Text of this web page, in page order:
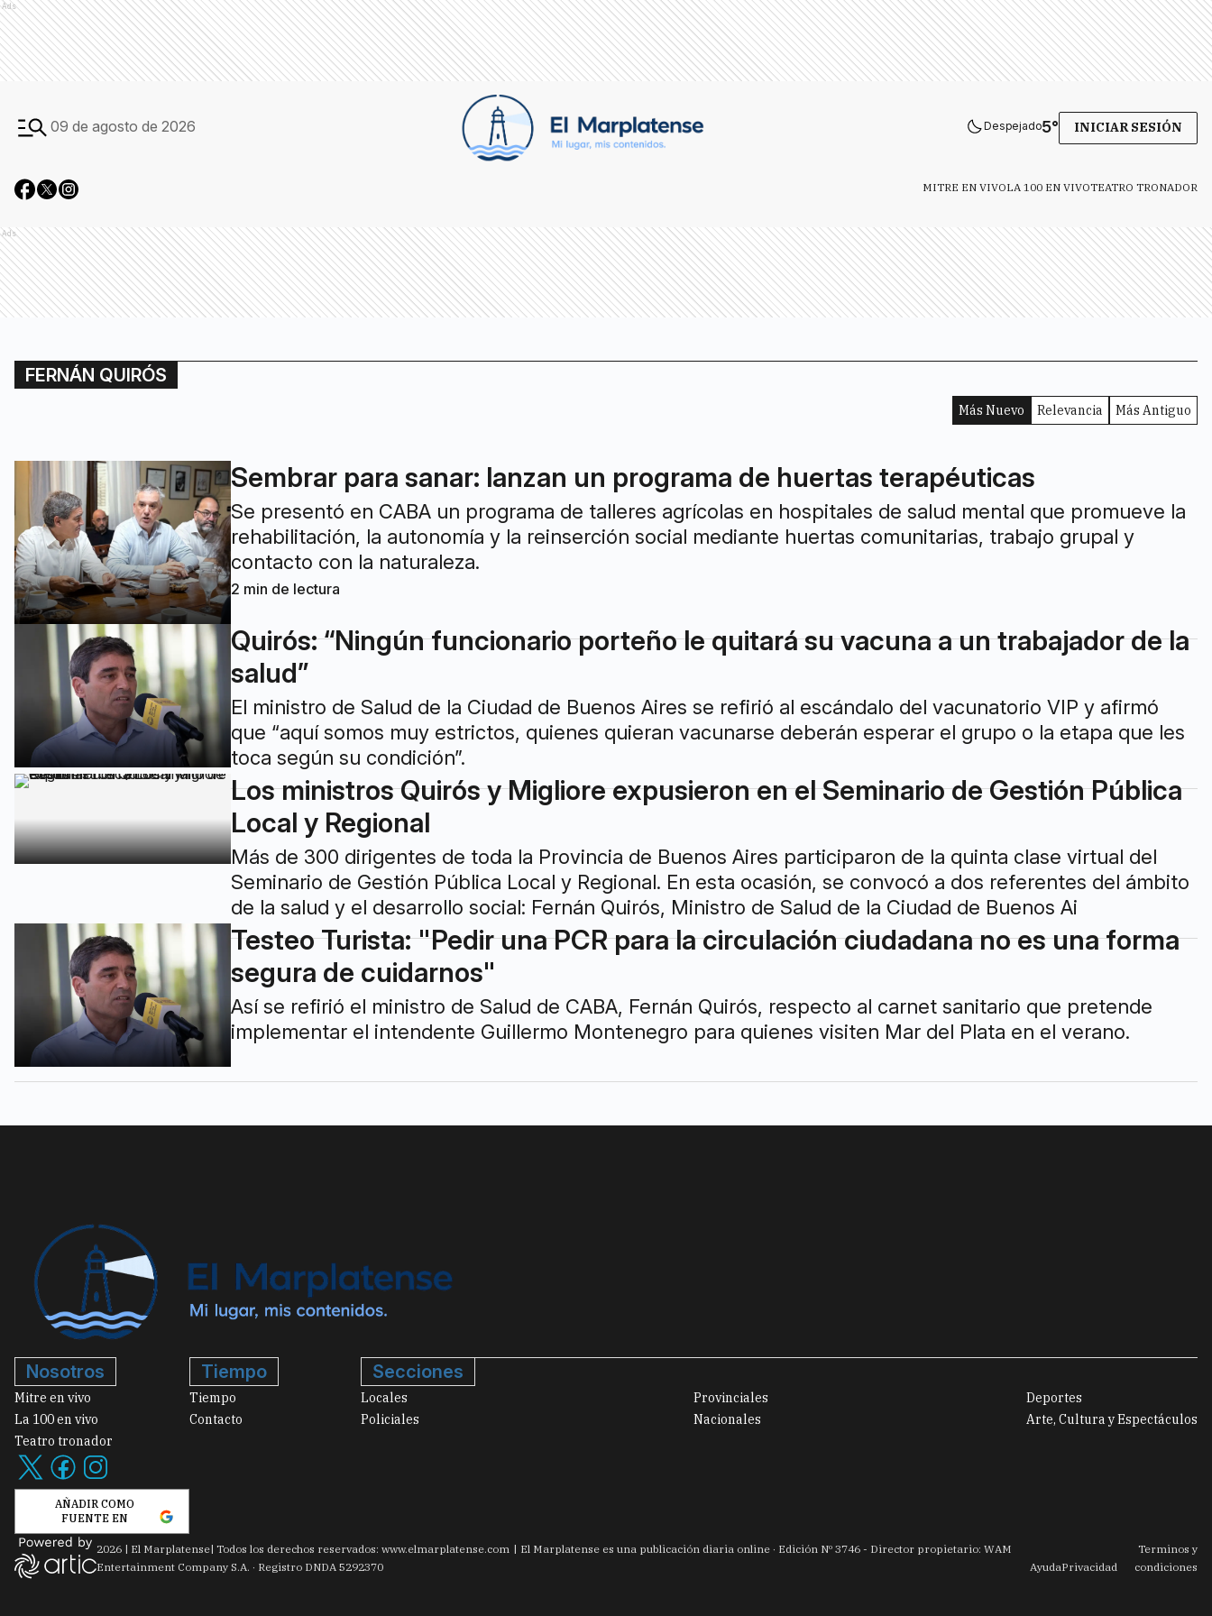
Ads
09 de agosto de 2026 Despejado5° INICIAR SESIÓN
MITRE EN VIVOLA 100 EN VIVOTEATRO TRONADOR
Ads
FERNÁN QUIRÓS
Más Nuevo Relevancia Más Antiguo
Sembrar para sanar: lanzan un programa de huertas terapéuticas
Se presentó en CABA un programa de talleres agrícolas en hospitales de salud mental que promueve la
rehabilitación, la autonomía y la reinserción social mediante huertas comunitarias, trabajo grupal y
contacto con la naturaleza.
2 min de lectura
Quirós: “Ningún funcionario porteño le quitará su vacuna a un trabajador de la
salud”
El ministro de Salud de la Ciudad de Buenos Aires se refirió al escándalo del vacunatorio VIP y afirmó
que “aquí somos muy estrictos, quienes quieran vacunarse deberán esperar el grupo o la etapa que les
toca según su condición”.
Los ministros Quirós y Migliore expusieron en el Seminario de Gestión Pública
Local y Regional
Más de 300 dirigentes de toda la Provincia de Buenos Aires participaron de la quinta clase virtual del
Seminario de Gestión Pública Local y Regional. En esta ocasión, se convocó a dos referentes del ámbito
de la salud y el desarrollo social: Fernán Quirós, Ministro de Salud de la Ciudad de Buenos Ai
Testeo Turista: "Pedir una PCR para la circulación ciudadana no es una forma
segura de cuidarnos"
Así se refirió el ministro de Salud de CABA, Fernán Quirós, respecto al carnet sanitario que pretende
implementar el intendente Guillermo Montenegro para quienes visiten Mar del Plata en el verano.
Nosotros
Mitre en vivo
La 100 en vivo
Teatro tronador
AÑADIR COMO
FUENTE EN
Tiempo
Tiempo
Contacto
Secciones
Locales
Policiales
Provinciales
Nacionales
Deportes
Arte, Cultura y Espectáculos
2026 | El Marplatense| Todos los derechos reservados: www.elmarplatense.com El Marplatense es una publicación diaria online · Edición Nº 3746 - Director propietario: WAM
Entertainment Company S.A. · Registro DNDA 5292370
AyudaPrivacidad
Terminos y
condiciones